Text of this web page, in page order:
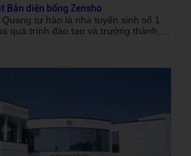
Bản diện bổng Zensho
tự hào là nhà tuyển sinh số 1
quá trình đào tạo và trưởng thành,
chi tiết sau: